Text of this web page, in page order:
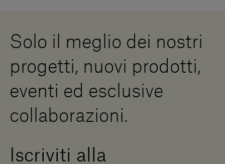
Diventa un rivenditore
Press Area
Solo il meglio dei nostri
progetti, nuovi prodotti,
eventi ed esclusive
collaborazioni.
Iscriviti alla